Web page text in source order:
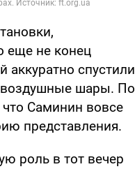
еще не конец
аккуратно спустили
воздушные шары. По
Саминин вовсе
представления.
роль в тот вечер